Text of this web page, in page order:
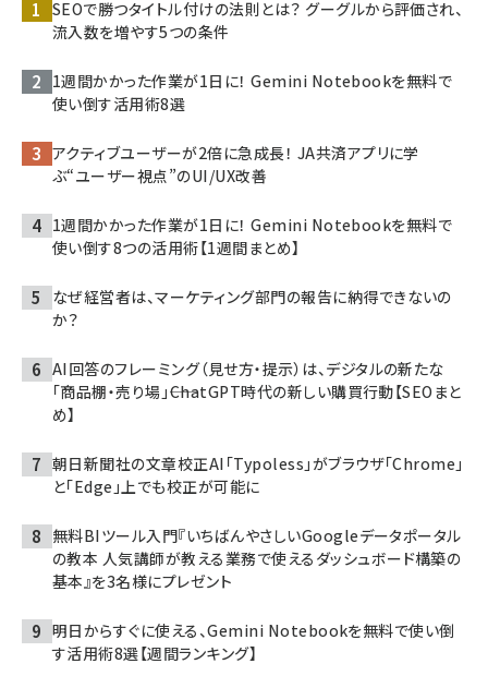
SEOで勝つタイトル付けの法則とは？ グーグルから評価され、
流入数を増やす5つの条件
1週間かかった作業が1日に！ Gemini Notebookを無料で
使い倒す活用術8選
アクティブユーザーが2倍に急成長！ JA共済アプリに学
ぶ“ユーザー視点”のUI/UX改善
1週間かかった作業が1日に！ Gemini Notebookを無料で
使い倒す8つの活用術【1週間まとめ】
なぜ経営者は、マーケティング部門の報告に納得できないの
か？
AI回答のフレーミング（見せ方・提示）は、デジタルの新たな
「商品棚・売り場」――ChatGPT時代の新しい購買行動【SEOまと
め】
朝日新聞社の文章校正AI「Typoless」がブラウザ「Chrome」
と「Edge」上でも校正が可能に
無料BIツール入門『いちばんやさしいGoogleデータポータル
の教本 人気講師が教える業務で使えるダッシュボード構築の
基本』を3名様にプレゼント
明日からすぐに使える、Gemini Notebookを無料で使い倒
す活用術8選【週間ランキング】